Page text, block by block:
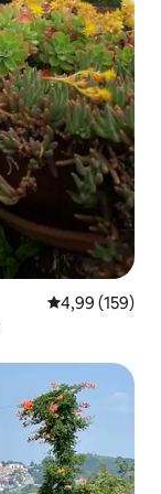
4,99 de uma
4,99 (159)